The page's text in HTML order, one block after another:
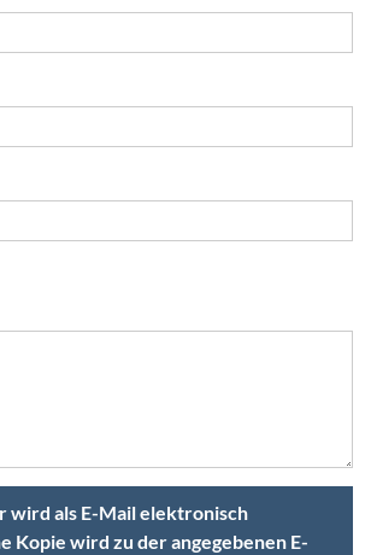
wird als E-Mail elektronisch
Kopie wird zu der angegebenen E-